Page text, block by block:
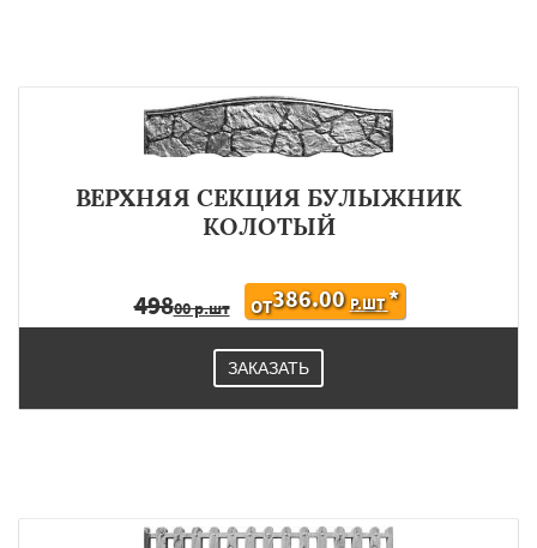
ВЕРХНЯЯ СЕКЦИЯ БУЛЫЖНИК
КОЛОТЫЙ
49800 р.шт ОТ386.00 Р.ШТ*
ЗАКАЗАТЬ